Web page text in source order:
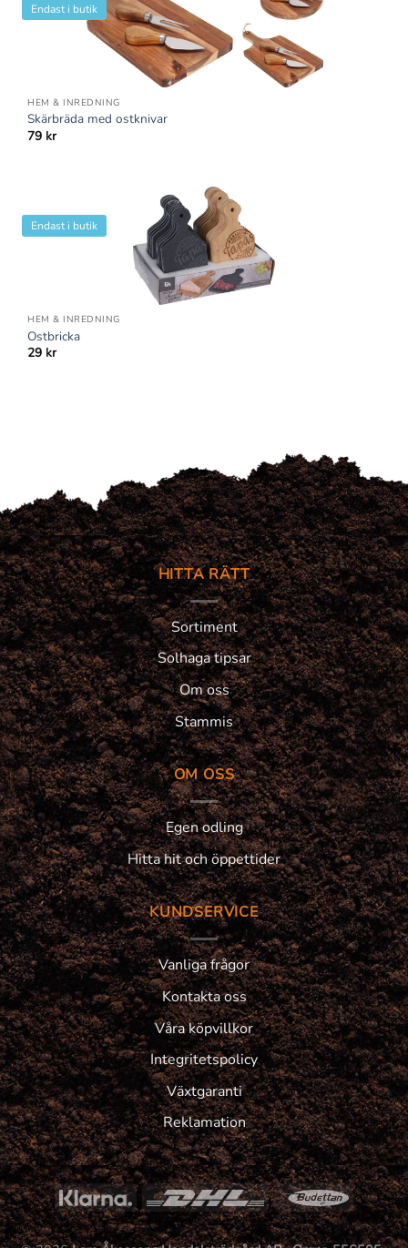
Endast i butik
HEM & INREDNING
Skärbräda med ostknivar
79 kr
Endast i butik
HEM & INREDNING
Ostbricka
29 kr
HITTA RÄTT
Sortiment
Solhaga tipsar
Om oss
Stammis
OM OSS
Egen odling
Hitta hit och öppettider
KUNDSERVICE
Vanliga frågor
Kontakta oss
Våra köpvillkor
Integritetspolicy
Växtgaranti
Reklamation